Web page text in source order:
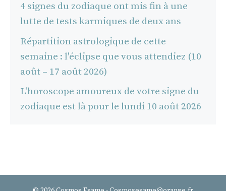
4 signes du zodiaque ont mis fin à une
lutte de tests karmiques de deux ans
Répartition astrologique de cette
semaine : l'éclipse que vous attendiez (10
août – 17 août 2026)
L'horoscope amoureux de votre signe du
zodiaque est là pour le lundi 10 août 2026